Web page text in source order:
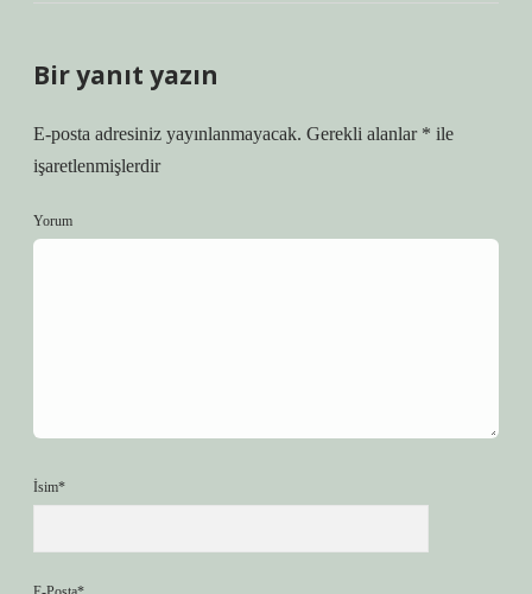
Bir yanıt yazın
E-posta adresiniz yayınlanmayacak. Gerekli alanlar * ile
işaretlenmişlerdir
Yorum
İsim*